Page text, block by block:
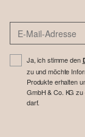
Ja, ich stimme den
zu und möchte
Produkte erhalten
GmbH & Co. KG
darf.